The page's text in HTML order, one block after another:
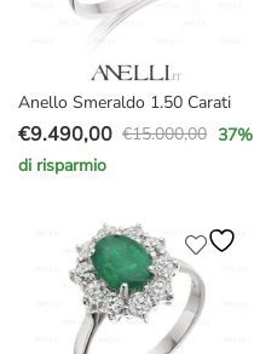
Anello Smeraldo 1.50 Carati
€15.000,00
Il
prezzo
€15.000,00.
€9.490,00
Il
prezzo
€9.490,00.
37%
di risparmio